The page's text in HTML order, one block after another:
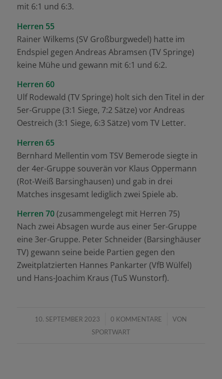
mit 6:1 und 6:3.
Herren 55
Rainer Wilkems (SV Großburgwedel) hatte im
Endspiel gegen Andreas Abramsen (TV Springe)
keine Mühe und gewann mit 6:1 und 6:2.
Herren 60
Ulf Rodewald (TV Springe) holt sich den Titel in der
5er-Gruppe (3:1 Siege, 7:2 Sätze) vor Andreas
Oestreich (3:1 Siege, 6:3 Sätze) vom TV Letter.
Herren 65
Bernhard Mellentin vom TSV Bemerode siegte in
der 4er-Gruppe souverän vor Klaus Oppermann
(Rot-Weiß Barsinghausen) und gab in drei
Matches insgesamt lediglich zwei Spiele ab.
Herren 70(zusammengelegt mit Herren 75)
Nach zwei Absagen wurde aus einer 5er-Gruppe
eine 3er-Gruppe. Peter Schneider (Barsinghäuser
TV) gewann seine beide Partien gegen den
Zweitplatzierten Hannes Pankarter (VfB Wülfel)
und Hans-Joachim Kraus (TuS Wunstorf).
10. SEPTEMBER 2023
/ 0 KOMMENTARE
/
VON
SPORTWART